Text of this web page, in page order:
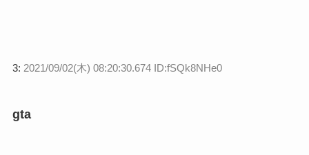
3: 2021/09/02(木) 08:20:30.674 ID:fSQk8NHe0
gta